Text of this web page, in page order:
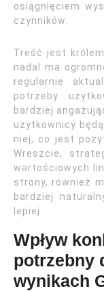
osiągnięciem
czynników.
Treść jest
nadal ma
regularnie
potrzeby
bardziej
użytkownicy
niej, co jest
Wreszcie,
wartościowych
strony, również
bardziej
lepiej.
Wpływ
potrzebny
wynikach